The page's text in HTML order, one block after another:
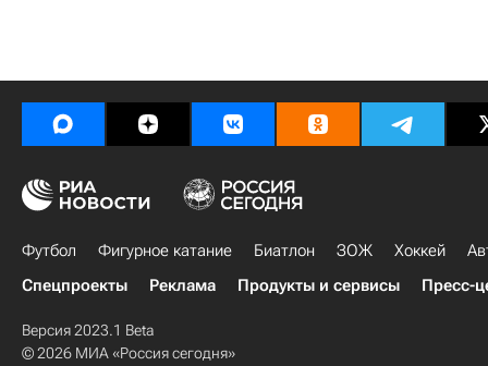
Футбол Фигурное катание Биатлон ЗОЖ Хоккей
Спецпроекты
Реклама Продукты и сервисы Пресс-
Версия 2023.1 Beta
© 2026 МИА «Россия сегодня»